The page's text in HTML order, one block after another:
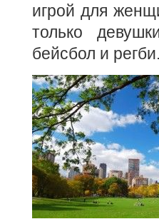
игрой для
только
бейсбол и регби.